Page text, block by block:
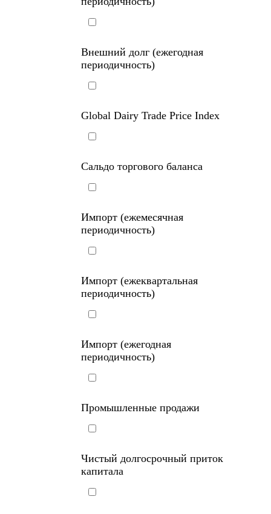
Внешний долг (ежегодная
периодичность)
Global Dairy Trade Price Index
Сальдо торгового баланса
Импорт (ежемесячная
периодичность)
Импорт (ежеквартальная
периодичность)
Импорт (ежегодная
периодичность)
Промышленные продажи
Чистый долгосрочный приток
капитала